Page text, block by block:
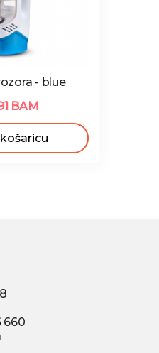
- blue
BAM
660